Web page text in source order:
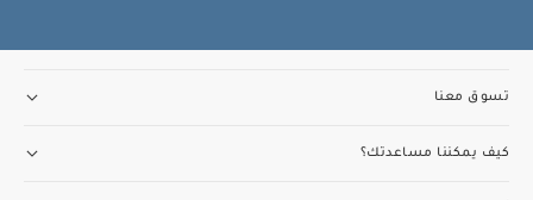
تسوق معنا
كيف يمكننا مساعدتك؟